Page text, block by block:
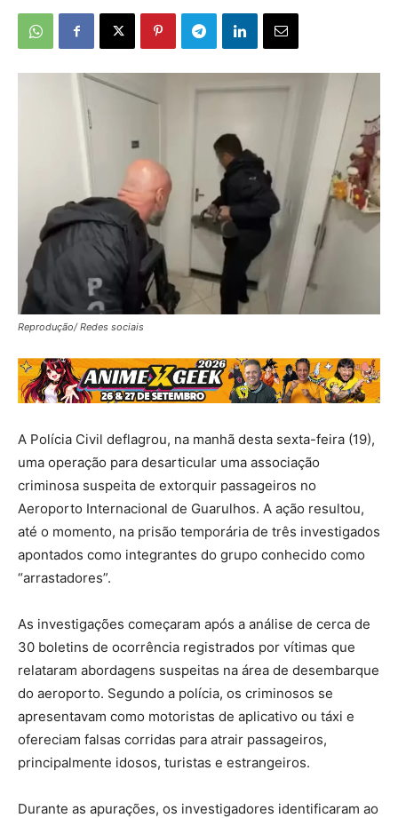
Reprodução/ Redes sociais
A Polícia Civil deflagrou, na manhã desta sexta-feira (19),
uma operação para desarticular uma associação
criminosa suspeita de extorquir passageiros no
Aeroporto Internacional de Guarulhos. A ação resultou,
até o momento, na prisão temporária de três investigados
apontados como integrantes do grupo conhecido como
“arrastadores”.
As investigações começaram após a análise de cerca de
30 boletins de ocorrência registrados por vítimas que
relataram abordagens suspeitas na área de desembarque
do aeroporto. Segundo a polícia, os criminosos se
apresentavam como motoristas de aplicativo ou táxi e
ofereciam falsas corridas para atrair passageiros,
principalmente idosos, turistas e estrangeiros.
Durante as apurações, os investigadores identificaram ao